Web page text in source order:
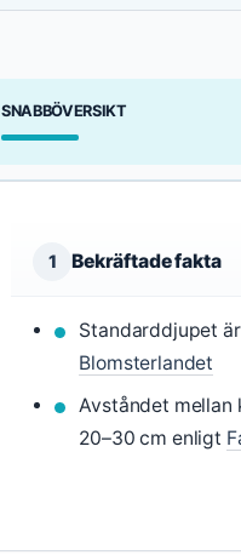
SNABBÖVERSIKT
1 Bekräftade fakta
Standarddjupet
Blomsterlandet
Avståndet mellan
20–30 cm enligt